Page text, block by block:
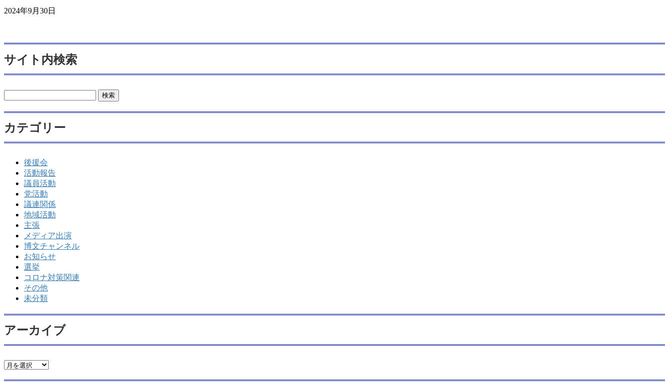
2024年9月30日
サイト内検索
カテゴリー
後援会
活動報告
議員活動
党活動
議連関係
地域活動
主張
メディア出演
博文チャンネル
お知らせ
選挙
コロナ対策関連
その他
未分類
アーカイブ
ア